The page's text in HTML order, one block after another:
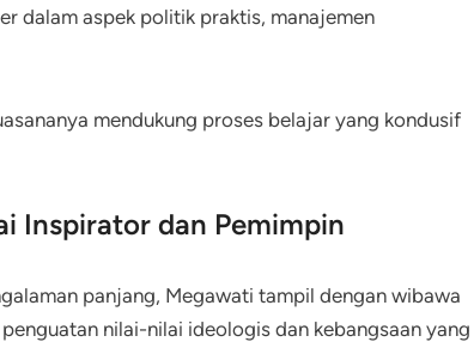
dalam aspek politik praktis, manajemen
mendukung proses belajar yang kondusif
Inspirator dan Pemimpin
panjang, Megawati tampil dengan wibawa
nilai-nilai ideologis dan kebangsaan yang